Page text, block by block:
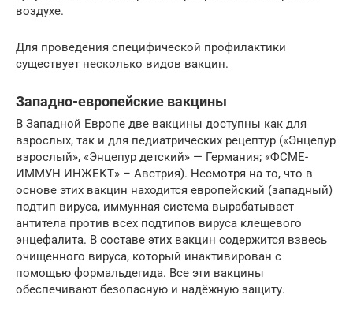
воздухе.
Для проведения специфической профилактики
существует несколько видов вакцин.
Западно-европейские вакцины
В Западной Европе две вакцины доступны как для
взрослых, так и для педиатрических рецептур («Энцепур
взрослый», «Энцепур детский» — Германия; «ФСМЕ-
ИММУН ИНЖЕКТ» – Австрия). Несмотря на то, что в
основе этих вакцин находится европейский (западный)
подтип вируса, иммунная система вырабатывает
антитела против всех подтипов вируса клещевого
энцефалита. В составе этих вакцин содержится взвесь
очищенного вируса, который инактивирован с
помощью формальдегида. Все эти вакцины
обеспечивают безопасную и надёжную защиту.